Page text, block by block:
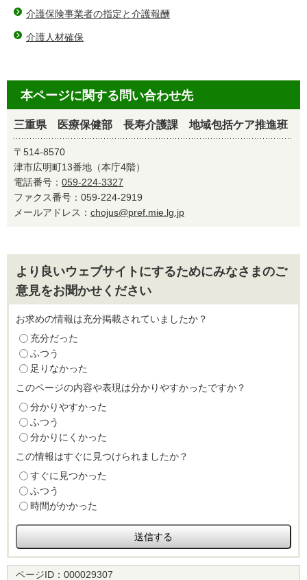
介護保険事業者の指定と介護報酬
介護人材確保
本ページに関する問い合わせ先
三重県 医療保健部 長寿介護課 地域包括ケア推進班
〒514-8570
津市広明町13番地（本庁4階）
電話番号： 059-224-3327
ファクス番号：059-224-2919
メールアドレス： chojus@pref.mie.lg.jp
より良いウェブサイトにするためにみなさまのご
意見をお聞かせください
お求めの情報は充分掲載されていましたか？
充分だった
ふつう
足りなかった
このページの内容や表現は分かりやすかったですか？
分かりやすかった
ふつう
分かりにくかった
この情報はすぐに見つけられましたか？
すぐに見つかった
ふつう
時間がかかった
ページID： 000029307